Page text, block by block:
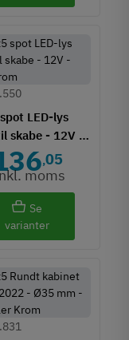
LED-lys
skabe - 12V -
,05
moms
Se
varianter